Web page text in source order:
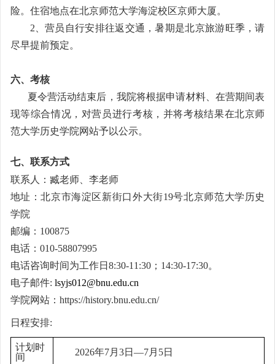
险。住宿地点在北京师范大学海淀校区京师大厦。
2 、营员自行安排往返交通，暑期是北京旅游旺季，请
尽早提前预定。
六、考核
夏令营活动结束后，我院将根据申请材料、在营期间表
现等综合情况，对营员进行考核，并将考核结果在北京师
范大学历史学院网站予以公示。
七、联系方式
联系人：臧老师、李老师
地址：北京市海淀区新街口外大街19号北京师范大学历史
学院
邮编：100875
电话：010-58807995
电话咨询时间为工作日8:30-11:30；14:30-17:30。
电子邮件: lsyjs012@bnu.edu.cn
学院网站：https://history.bnu.edu.cn/
日程安排:
计划时
间
2026年7月3日—7月5日